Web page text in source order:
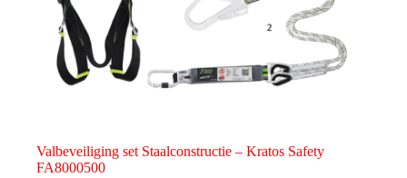
Valbeveiliging set Staalconstructie – Kratos Safety
FA8000500